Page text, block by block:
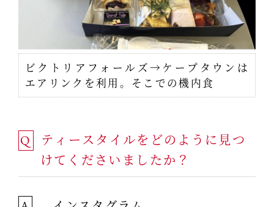
ビクトリアフォールズ→ケープタウンは
エアリンクを利用。そこでの機内食
Q
ティースタイルをどのように見つ
けてくださいましたか？